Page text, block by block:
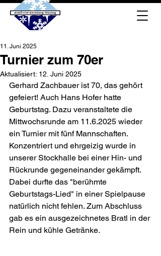
Turnier zum 70er
11. Juni 2025
Aktualisiert: 12. Juni 2025
Gerhard Zachbauer ist 70, das gehört
gefeiert! Auch Hans Hofer hatte
Geburtstag. Dazu veranstaltete die
Mittwochsrunde am 11.6.2025 wieder
ein Turnier mit fünf Mannschaften.
Konzentriert und ehrgeizig wurde in
unserer Stockhalle bei einer Hin- und
Rückrunde gegeneinander gekämpft.
Dabei durfte das "berühmte
Geburtstags-Lied" in einer Spielpause
natürlich nicht fehlen. Zum Abschluss
gab es ein ausgezeichnetes Bratl in der
Rein und kühle Getränke.